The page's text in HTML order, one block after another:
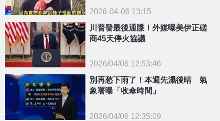
2026-04-06 13:15
{PLAYICON}
川普發最後通牒！外媒曝美伊正磋
商45天停火協議
2026/04/06 12:53:46
別再愁下雨了！本週先濕後晴 氣
象署曝「收傘時間」
2026/04/06 12:35:09